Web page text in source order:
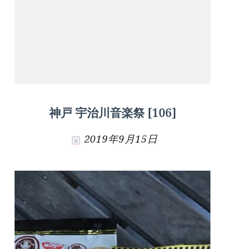
神戸 宇治川音楽祭 [106]
2019年9月15日